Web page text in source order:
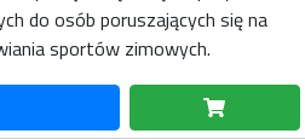
do osób poruszających się na
sportów zimowych.